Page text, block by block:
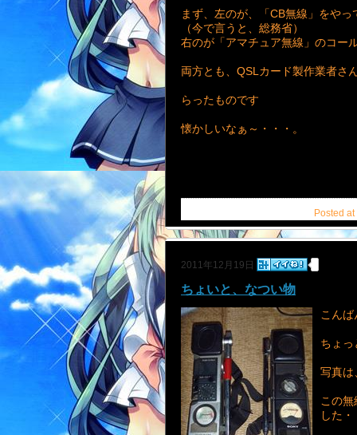
まず、左のが、「CB無線」をや
（今で言うと、総務省）
右のが「アマチュア無線」のコー
両方とも、QSLカード製作業者さ
らったものです
懐かしいなぁ～・・・。
Posted
2011年12月19日
ちょいと、なつい物
こん
ちょ
写真は
この
した